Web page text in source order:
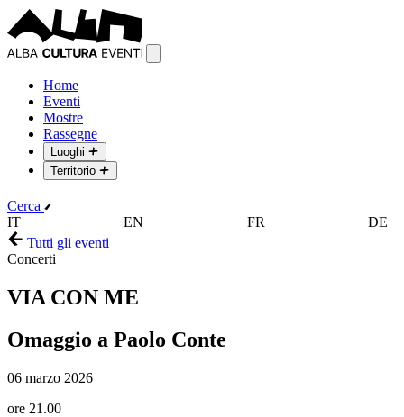
Home
Eventi
Mostre
Rassegne
Luoghi
Territorio
Cerca
IT
EN FR
DE
Tutti gli eventi
Concerti
VIA CON ME
Omaggio a Paolo Conte
06 marzo 2026
ore 21.00